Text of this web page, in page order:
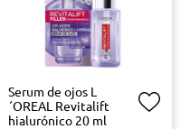
Serum de ojos L
´OREAL Revitalift
hialurónico 20 ml